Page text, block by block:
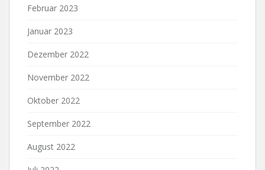
Februar 2023
Januar 2023
Dezember 2022
November 2022
Oktober 2022
September 2022
August 2022